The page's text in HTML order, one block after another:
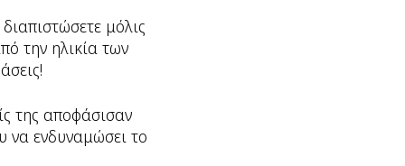
μόλις
την ηλικία των
της αποφάσισαν
να ενδυναμώσει το